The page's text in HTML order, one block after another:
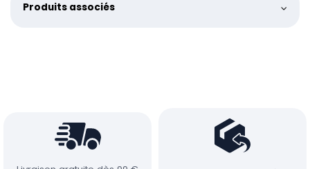
Produits associés